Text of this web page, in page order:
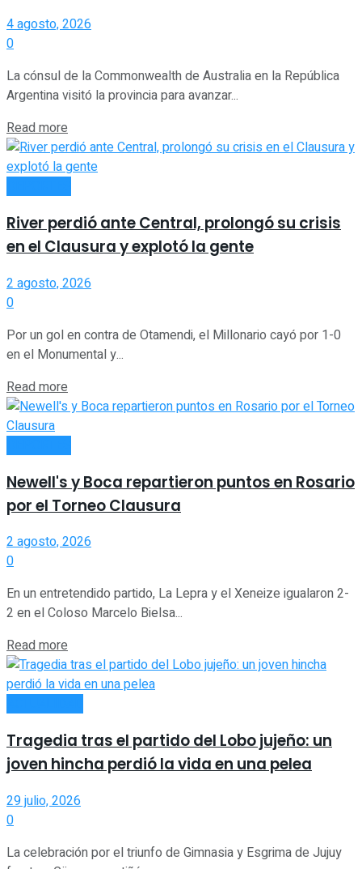
4 agosto, 2026
0
La cónsul de la Commonwealth de Australia en la República
Argentina visitó la provincia para avanzar...
Read more
River perdió ante Central, prolongó su crisis
en el Clausura y explotó la gente
2 agosto, 2026
0
Por un gol en contra de Otamendi, el Millonario cayó por 1-0
en el Monumental y...
Read more
Newell's y Boca repartieron puntos en Rosario
por el Torneo Clausura
2 agosto, 2026
0
En un entretendido partido, La Lepra y el Xeneize igualaron 2-
2 en el Coloso Marcelo Bielsa...
Read more
Tragedia tras el partido del Lobo jujeño: un
joven hincha perdió la vida en una pelea
29 julio, 2026
0
La celebración por el triunfo de Gimnasia y Esgrima de Jujuy